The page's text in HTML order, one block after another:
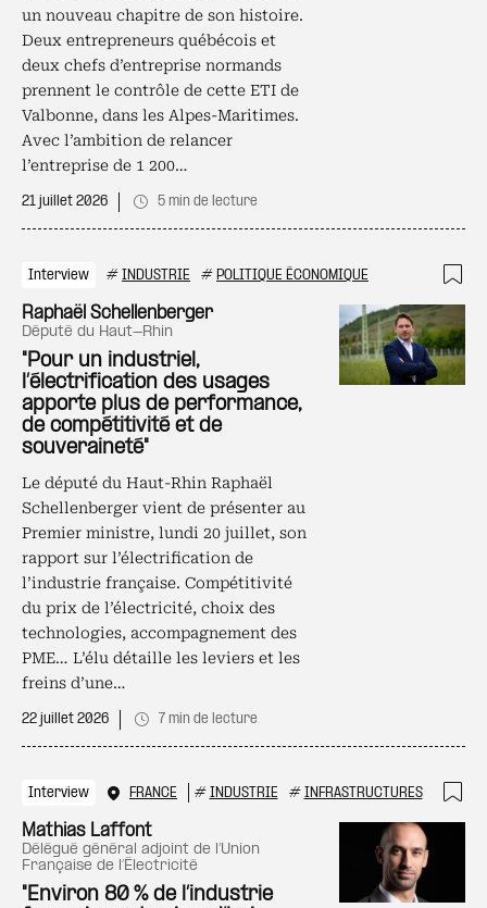
un nouveau chapitre de son histoire.
Deux entrepreneurs québécois et
deux chefs d’entreprise normands
prennent le contrôle de cette ETI de
Valbonne, dans les Alpes-Maritimes.
Avec l’ambition de relancer
l’entreprise de 1 200…
21 juillet 2026 5 min de lecture
Interview # INDUSTRIE # POLITIQUE ÉCONOMIQUE
Raphaël Schellenberger
député du Haut-Rhin
"Pour un industriel,
l’électrification des usages
apporte plus de performance,
de compétitivité et de
souveraineté"
Le député du Haut-Rhin Raphaël
Schellenberger vient de présenter au
Premier ministre, lundi 20 juillet, son
rapport sur l’électrification de
l’industrie française. Compétitivité
du prix de l’électricité, choix des
technologies, accompagnement des
PME… L’élu détaille les leviers et les
freins d’une…
22 juillet 2026 7 min de lecture
Interview FRANCE # INDUSTRIE # INFRASTRUCTURES
Mathias Laffont
délégué général adjoint de l’Union
Française de l’Électricité
"Environ 80 % de l’industrie